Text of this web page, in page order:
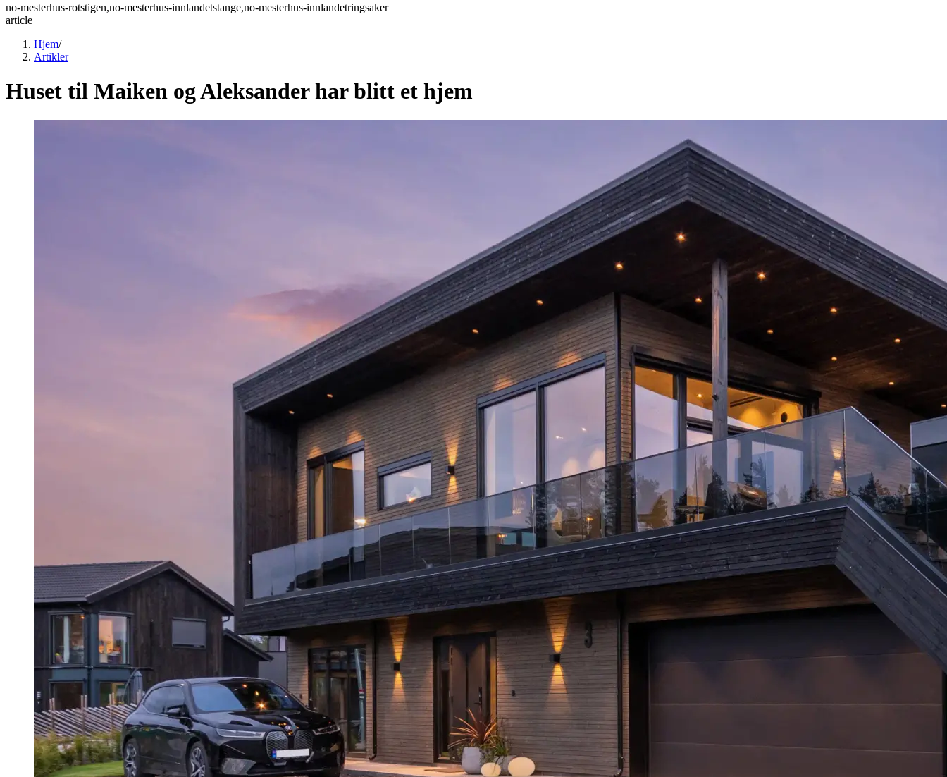
no-mesterhus-rotstigen,no-mesterhus-innlandetstange,no-mesterhus-innlandetringsaker
article
Hjem/
Artikler
Huset til Maiken og Aleksander har blitt et hjem